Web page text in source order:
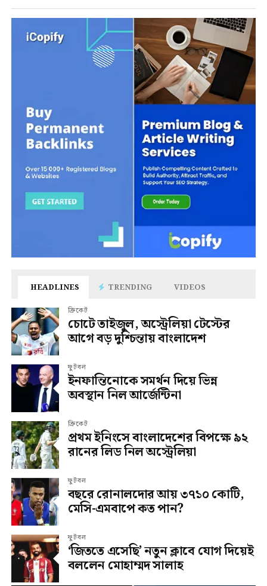
HEADLINES TRENDING VIDEOS
ক্রিকেট
চোটে তাইজুল, অস্ট্রেলিয়া টেস্টের
আগে বড় দুশ্চিন্তায় বাংলাদেশ
ফুটবল
ইনফান্তিনোকে সমর্থন দিয়ে ভিন্ন
অবস্থান নিল আর্জেন্টিনা
ক্রিকেট
প্রথম ইনিংসে বাংলাদেশের বিপক্ষে ৯২
রানের লিড নিল অস্ট্রেলিয়া
ফুটবল
বছরে রোনালদোর আয় ৩৭১০ কোটি,
মেসি-এমবাপে কত পান?
ফুটবল
‘জিততে এসেছি’ নতুন ক্লাবে যোগ দিয়েই
বললেন মোহাম্মদ সালাহ